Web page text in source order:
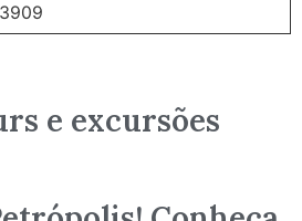
e excursões